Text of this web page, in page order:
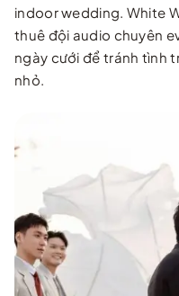
indoor wedding. White
thuê đội audio chuyên
ngày cưới để tránh tình
nhỏ.